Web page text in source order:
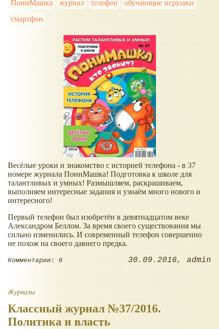
ПониМашка журнал телефон
обучающие игрушки
смартфон
Весёлые уроки и знакомство с историей телефона - в 37
номере журнала ПониМашка! Подготовка к школе для
талантливых и умных! Размышляем, раскрашиваем,
выполняем интересные задания и узнаём много нового и
интересного!
Первый телефон был изобретён в девятнадцатом веке
Александром Беллом. За время своего существования мы
сильно изменились. И современный телефон совершенно
не похож на своего давнего предка.
Комментарии: 6 30.09.2016 admin
Журналы
Классный журнал №37/2016.
Политика и власть